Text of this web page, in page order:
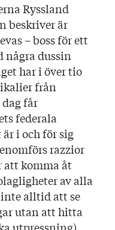
Ryssland
beskriver är
– boss för ett
några dussin
har i över tio
från
får
federala
i och för sig
razzior
att komma åt
av alla
alltid att se
utan att hitta